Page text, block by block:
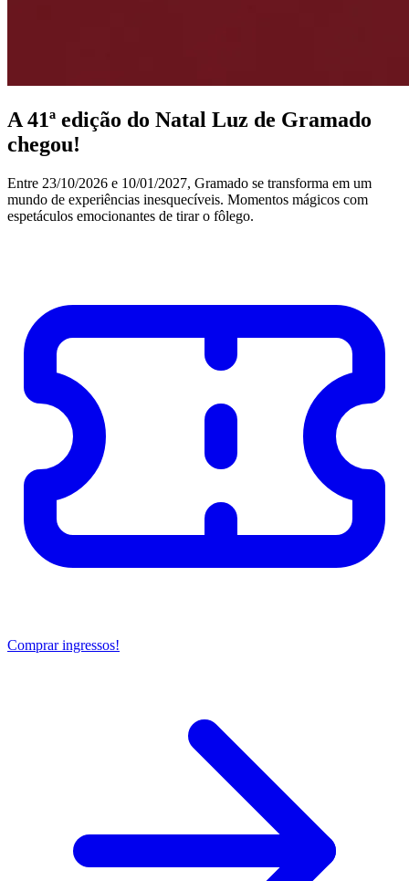
A 41ª edição do Natal Luz de Gramado
chegou!
Entre 23/10/2026 e 10/01/2027, Gramado se transforma em um
mundo de experiências inesquecíveis. Momentos mágicos com
espetáculos emocionantes de tirar o fôlego.
Comprar ingressos!